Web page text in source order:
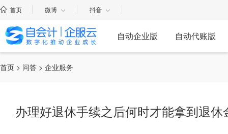
首页 微博 抖音
自动企业版 自动代账版
首页 > 问答 > 企业服务
办理好退休手续之后何时才能拿到退休